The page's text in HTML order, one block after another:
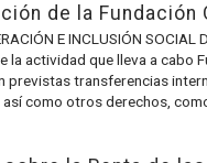
de la Fundación
E INCLUSIÓN
actividad que lleva a cabo
previstas transferencias
como otros derechos,